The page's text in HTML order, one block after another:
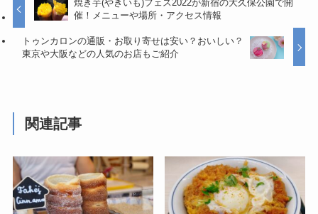
焼き芋(やきいも)フェス2022が新宿の大久保公園で開
催！メニューや場所・アクセス情報
トゥンカロンの通販・お取り寄せは安い？おいしい？
東京や大阪などの人気のお店もご紹介
関連記事